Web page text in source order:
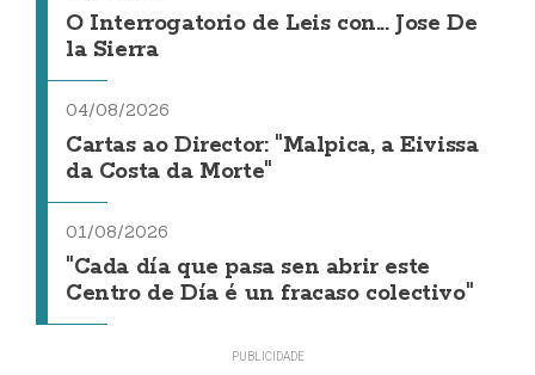
O Interrogatorio de Leis con... Jose De
la Sierra
04/08/2026
Cartas ao Director: "Malpica, a Eivissa
da Costa da Morte"
01/08/2026
"Cada día que pasa sen abrir este
Centro de Día é un fracaso colectivo"